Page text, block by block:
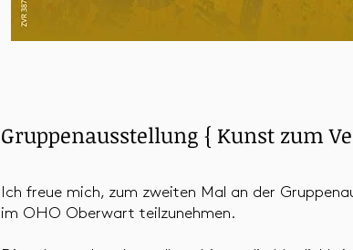
Gruppenausstellung { Kunst zum
Ich freue mich, zum zweiten Mal an der
im OHO Oberwart teilzunehmen.